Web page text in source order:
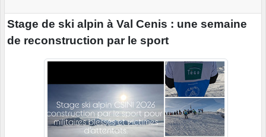
Stage de ski alpin à Val Cenis : une semaine
de reconstruction par le sport